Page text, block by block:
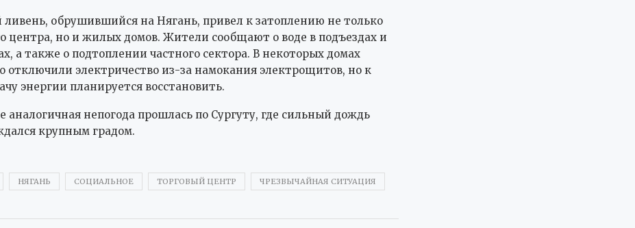
обрушившийся на Нягань, привел к затоплению не только
центра, но и жилых домов. Жители сообщают о воде в подъездах и
а также о подтоплении частного сектора. В некоторых домах
отключили электричество из-за намокания электрощитов, но к
энергии планируется восстановить.
аналогичная непогода прошлась по Сургуту, где сильный дождь
крупным градом.
НЯГАНЬ СОЦИАЛЬНОЕ ТОРГОВЫЙ ЦЕНТР ЧРЕЗВЫЧАЙНАЯ СИТУАЦИЯ